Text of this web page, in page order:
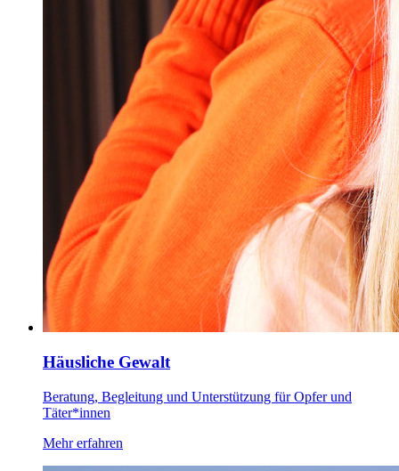
Häusliche Gewalt
Beratung, Begleitung und Unterstützung für Opfer und
Täter*innen
Mehr erfahren